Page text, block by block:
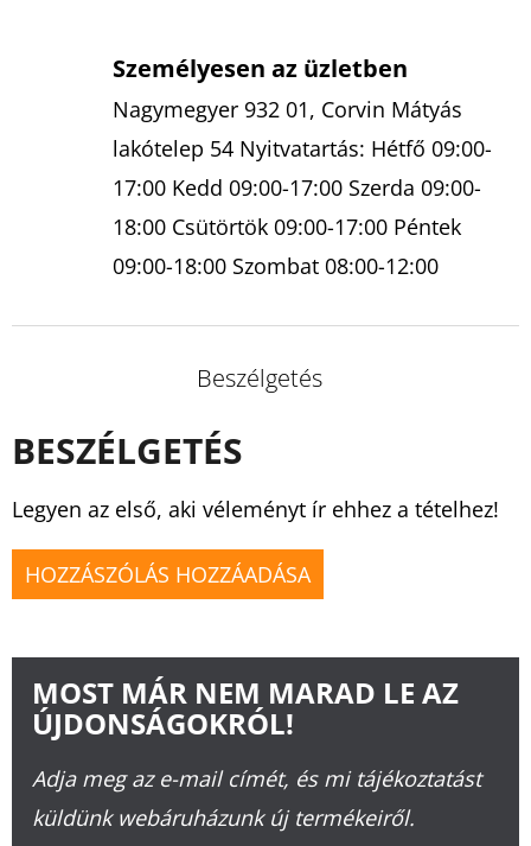
Személyesen az üzletben
Nagymegyer 932 01, Corvin Mátyás
lakótelep 54 Nyitvatartás: Hétfő 09:00-
17:00 Kedd 09:00-17:00 Szerda 09:00-
18:00 Csütörtök 09:00-17:00 Péntek
09:00-18:00 Szombat 08:00-12:00
Beszélgetés
BESZÉLGETÉS
Legyen az első, aki véleményt ír ehhez a tételhez!
HOZZÁSZÓLÁS HOZZÁADÁSA
MOST MÁR NEM MARAD LE AZ
ÚJDONSÁGOKRÓL!
Adja meg az e-mail címét, és mi tájékoztatást
küldünk webáruházunk új termékeiről.